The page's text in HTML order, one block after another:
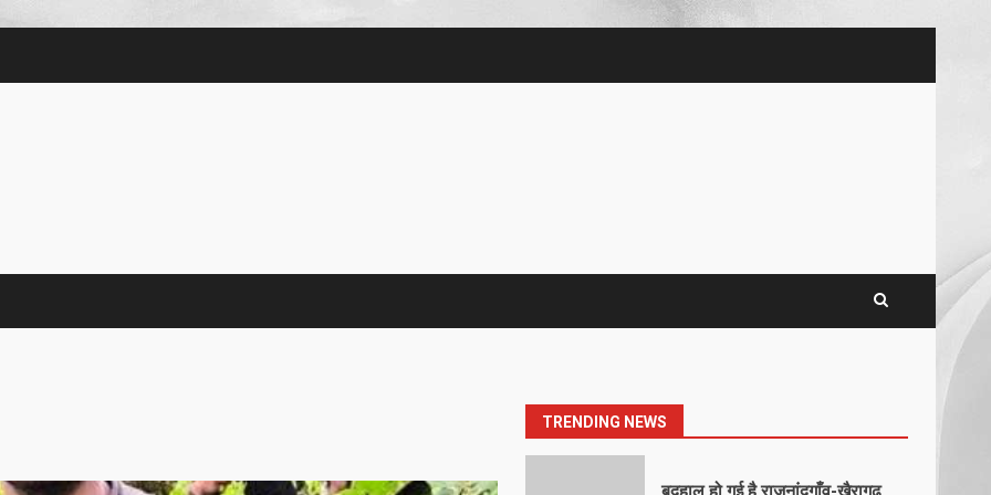
TRENDING NEWS
7
1
March 25, 2026